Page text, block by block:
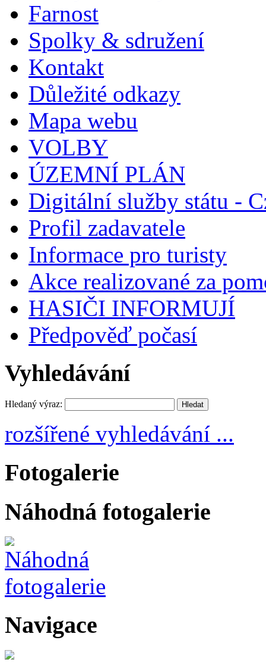
Farnost
Spolky & sdružení
Kontakt
Důležité odkazy
Mapa webu
VOLBY
ÚZEMNÍ PLÁN
Digitální služby státu -
Profil zadavatele
Informace pro turisty
Akce realizované za
HASIČI INFORMUJÍ
Předpověď počasí
Vyhledávání
Hledaný výraz:
rozšířené vyhledávání ...
Fotogalerie
Náhodná fotogalerie
Navigace